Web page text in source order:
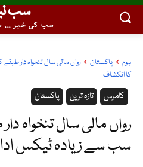
سب
سب کی خبر ...
ہوم پاکستان
رواں مالی سال تنخواہ دار
کا انکشاف
پاکستان تازہ ترین کامرس
رواں مالی سال
سب سے زیادہ ٹیکس